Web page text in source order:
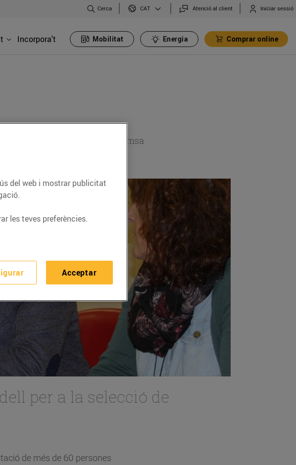
Cerca CAT Atenció al client Iniciar sessió
Incorpora't Mobilitat Energia Comprar online
a través de la secció de premsa
per a la selecció de
de més de 60 persones
del web i mostrar publicitat
les teves preferències.
Acceptar